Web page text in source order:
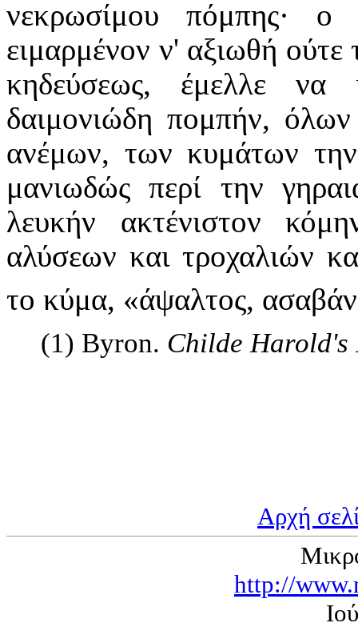
νεκρωσίμου πόμπης·
ειμαρμένον ν' αξιωθή ούτε
κηδεύσεως, έμελλε
δαιμονιώδη πομπήν,
ανέμων, των κυμάτων
μανιωδώς περί την
λευκήν ακτένιστον
αλύσεων και τροχαλιών
το κύμα, «άψαλτος,
(1) Byron. Childe
Αρχή
http://